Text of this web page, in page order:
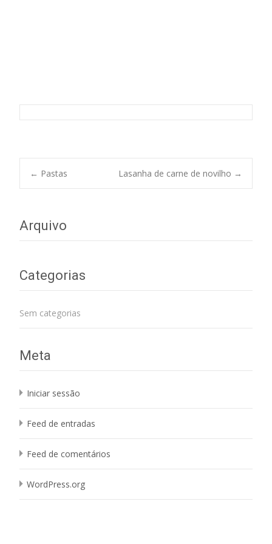
Post
← Pastas Lasanha de carne de novilho →
Arquivo
Categorias
Sem categorias
Meta
Iniciar sessão
Feed de entradas
Feed de comentários
WordPress.org